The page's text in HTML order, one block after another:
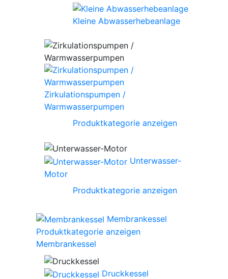
Kleine Abwasserhebeanlage
Zirkulationspumpen /
Warmwasserpumpen
Produktkategorie anzeigen
Unterwasser-
Motor
Produktkategorie anzeigen
Membrankessel
Produktkategorie anzeigen
Membrankessel
Druckkessel